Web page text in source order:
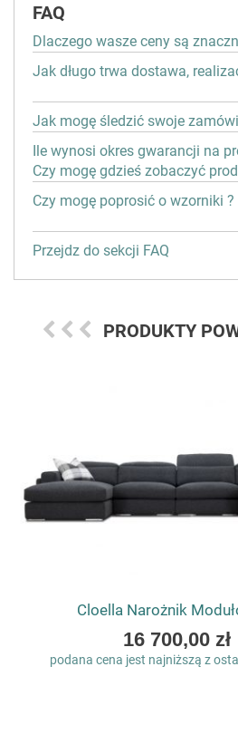
FAQ
Dlaczego wasze ceny są
Jak długo trwa dostawa,
Jak mogę śledzić swoje
Ile wynosi okres gwarancji na
Czy mogę gdzieś zobaczyć
Czy mogę poprosić o wzorniki ?
Przejdz do sekcji FAQ
PRODUKTY
Cloella Narożnik
As
low
16 700,00 zł
podana cena jest najniższą z